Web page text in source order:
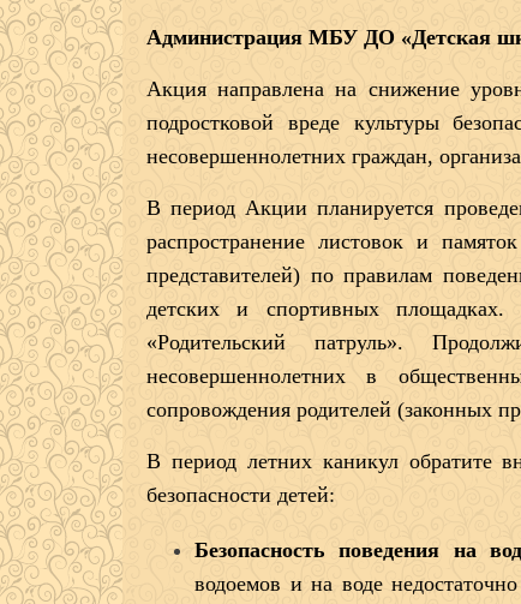
Администрация МБУ ДО «Детская
Акция направлена на снижение
подростковой вреде культуры
несовершеннолетних граждан,
В период Акции планируется
распространение листовок и
представителей) по правилам
детских и спортивных площадках.
«Родительский патруль».
несовершеннолетних в
сопровождения родителей (законных
В период летних каникул обратите
безопасности детей:
Безопасность поведения на
водоемов и на воде